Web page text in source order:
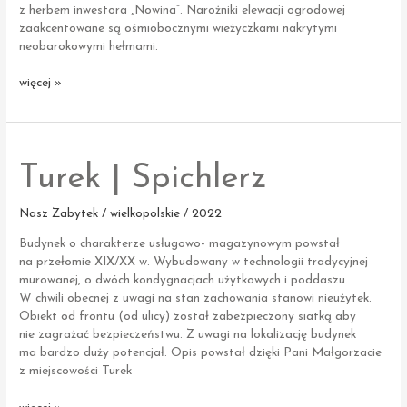
z herbem inwestora „Nowina”. Narożniki elewacji ogrodowej
zaakcentowane są ośmiobocznymi wieżyczkami nakrytymi
neobarokowymi hełmami.
Unia
więcej »
Turek | Spichlerz
Nasz Zabytek / wielkopolskie / 2022
Budynek o charakterze usługowo- magazynowym powstał
na przełomie XIX/XX w. Wybudowany w technologii tradycyjnej
murowanej, o dwóch kondygnacjach użytkowych i poddaszu.
W chwili obecnej z uwagi na stan zachowania stanowi nieużytek.
Obiekt od frontu (od ulicy) został zabezpieczony siatką aby
nie zagrażać bezpieczeństwu. Z uwagi na lokalizację budynek
ma bardzo duży potencjał. Opis powstał dzięki Pani Małgorzacie
z miejscowości Turek